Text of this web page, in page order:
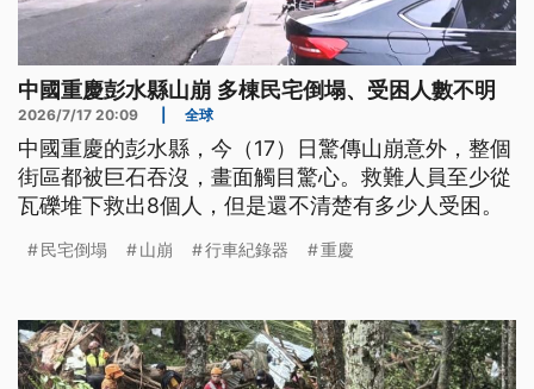
中國重慶彭水縣山崩 多棟民宅倒塌、受困人數不明
2026/7/17 20:09 全球
中國重慶的彭水縣，今（17）日驚傳山崩意外，整個
街區都被巨石吞沒，畫面觸目驚心。救難人員至少從
瓦礫堆下救出8個人，但是還不清楚有多少人受困。
民宅倒塌 山崩 行車紀錄器 重慶